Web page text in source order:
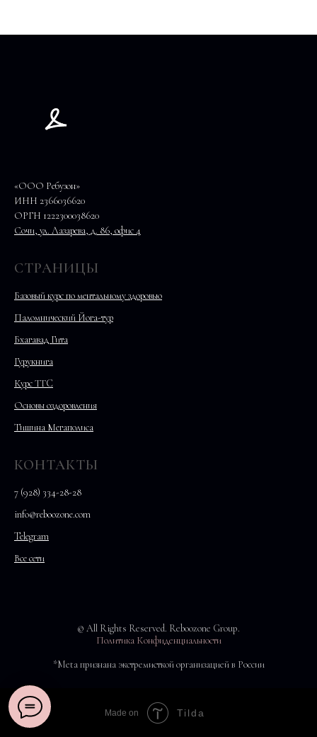
«ООО Ребузон»
ИНН 2366036620
ОРГН 1222300038620
Сочи, ул. Лазарева, д. 86, офис 4
СТРАНИЦЫ
Базовый курс по ментальному здоровью
Паломнический Йога-тур
Бхагавад Гита
Гурукнига
Курс TTC
Основы оздоровления
Тишина Мегаполиса
КОНТАКТЫ
7 (928) 334-28-28
info@reboozone.com
Telegram
Все сети
© All Rights Reserved. Reboozone Group.
Политика Конфиденциальности
*Meta признана экстремисткой организацией в России
Made on Tilda